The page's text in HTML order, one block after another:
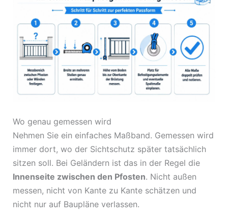
Wo genau gemessen wird
Nehmen Sie ein einfaches Maßband. Gemessen wird
immer dort, wo der Sichtschutz später tatsächlich
sitzen soll. Bei Geländern ist das in der Regel die
Innenseite zwischen den Pfosten. Nicht außen
messen, nicht von Kante zu Kante schätzen und
nicht nur auf Baupläne verlassen.